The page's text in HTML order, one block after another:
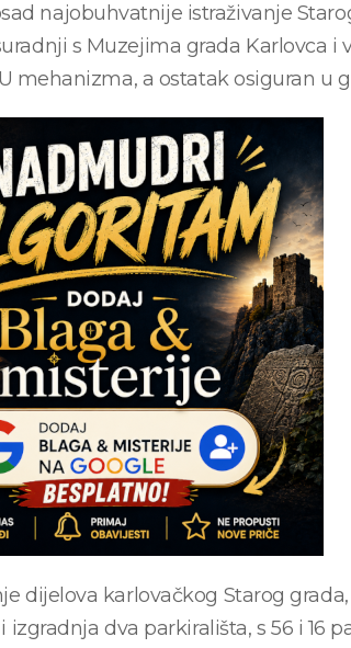
najobuhvatnije istraživanje
s Muzejima grada Karlovca i
mehanizma, a ostatak osiguran u
dijelova karlovačkog Starog
dva parkirališta, s 56 i 16